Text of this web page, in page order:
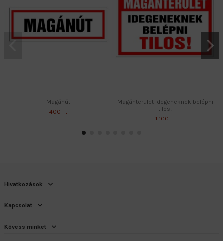
Magánút
400 Ft
Magánterület Idegeneknek belépni
tilos!
1 100 Ft
Hivatkozások
Kapcsolat
Kövess minket